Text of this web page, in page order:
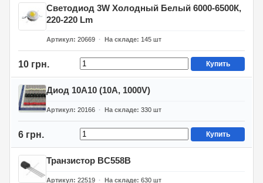
Светодиод 3W Холодный Белый 6000-6500К,
220-220 Lm
Артикул 20669 На складе 145 шт
10 грн. Купить
Диод 10A10 (10A, 1000V)
Артикул 20166 На складе 330 шт
6 грн. Купить
Транзистор BC558B
Артикул 22519 На складе 630 шт